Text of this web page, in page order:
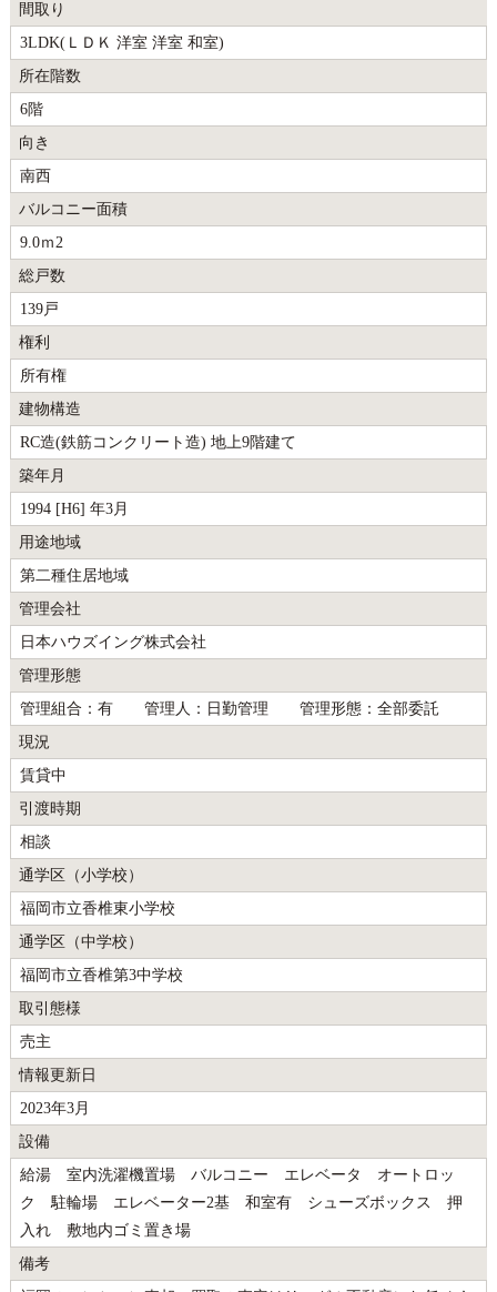
間取り
3LDK(ＬＤＫ 洋室 洋室 和室)
所在階数
6階
向き
南西
バルコニー面積
9.0ｍ2
総戸数
139戸
権利
所有権
建物構造
RC造(鉄筋コンクリート造) 地上9階建て
築年月
1994 [H6] 年3月
用途地域
第二種住居地域
管理会社
日本ハウズイング株式会社
管理形態
管理組合：有 管理人：日勤管理 管理形態：全部委託
現況
賃貸中
引渡時期
相談
通学区（小学校）
福岡市立香椎東小学校
通学区（中学校）
福岡市立香椎第3中学校
取引態様
売主
情報更新日
2023年3月
設備
給湯 室内洗濯機置場 バルコニー エレベータ オートロッ
ク 駐輪場 エレベーター2基 和室有 シューズボックス 押
入れ 敷地内ゴミ置き場
備考